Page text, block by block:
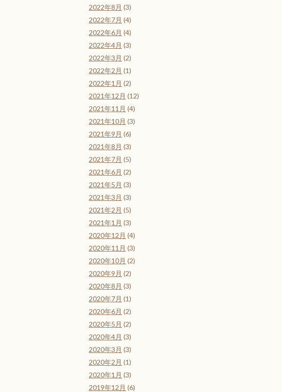
2022年8月 (3)
2022年7月 (4)
2022年6月 (4)
2022年4月 (3)
2022年3月 (2)
2022年2月 (1)
2022年1月 (2)
2021年12月 (12)
2021年11月 (4)
2021年10月 (3)
2021年9月 (6)
2021年8月 (3)
2021年7月 (5)
2021年6月 (2)
2021年5月 (3)
2021年3月 (3)
2021年2月 (5)
2021年1月 (3)
2020年12月 (4)
2020年11月 (3)
2020年10月 (2)
2020年9月 (2)
2020年8月 (3)
2020年7月 (1)
2020年6月 (2)
2020年5月 (2)
2020年4月 (3)
2020年3月 (3)
2020年2月 (1)
2020年1月 (3)
2019年12月 (6)